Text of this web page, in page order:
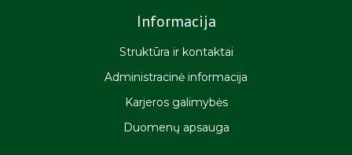
Informacija
Struktūra ir kontaktai
Administracinė informacija
Karjeros galimybės
Duomenų apsauga